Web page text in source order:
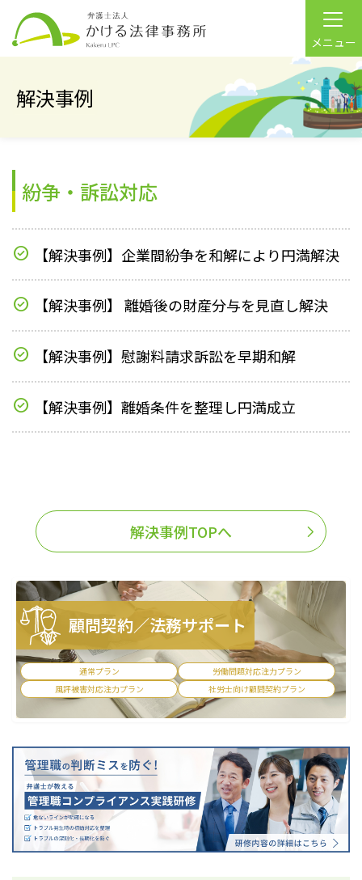
メニュー
解決事例
紛争・訴訟対応
【解決事例】企業間紛争を和解により円満解決
【解決事例】 離婚後の財産分与を見直し解決
【解決事例】慰謝料請求訴訟を早期和解
【解決事例】離婚条件を整理し円満成立
解決事例TOPへ
顧問契約／法務サポート
通常プラン
労働問題対応注力プラン
風評被害対応注力プラン
社労士向け顧問契約プラン